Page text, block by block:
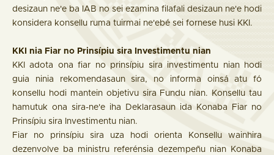
desizaun ne'e ba IAB no sei ezamina filafali desizaun ne'e hodi
konsidera konsellu ruma tuirmai ne'ebé sei fornese husi KKI.
KKI nia Fiar no Prinsípiu sira Investimentu nian
KKI adota ona fiar no prinsípiu sira investimentu nian hodi
guia ninia rekomendasaun sira, no informa oinsá atu fó
konsellu hodi mantein objetivu sira Fundu nian. Konsellu tau
hamutuk ona sira-ne'e iha Deklarasaun ida Konaba Fiar no
Prinsípiu sira Investimentu nian.
Fiar no prinsípiu sira uza hodi orienta Konsellu wainhira
dezenvolve ba ministru referénsia dezempeñu nian Konaba